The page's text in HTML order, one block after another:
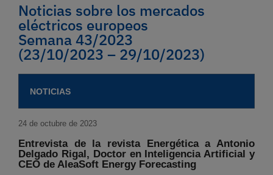
Noticias sobre los mercados
eléctricos europeos
Semana 43/2023
(23/10/2023 – 29/10/2023)
NOTICIAS
24 de octubre de 2023
Entrevista de la revista Energética a Antonio
Delgado Rigal, Doctor en Inteligencia Artificial y
CEO de AleaSoft Energy Forecasting